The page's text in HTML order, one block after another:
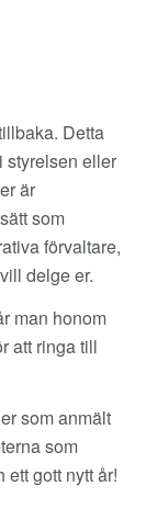
Detta
styrelsen eller
är
som
förvaltare,
delge er.
man honom
att ringa till
som anmält
som
gott nytt år!